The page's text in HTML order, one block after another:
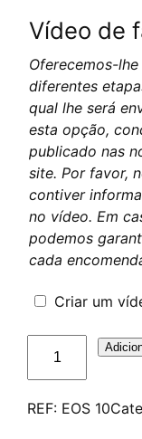
Vídeo de
Oferecemos-
diferentes
qual lhe será
esta opção,
publicado nas
site. Por favor,
contiver
no vídeo. Em
podemos
cada
Criar um
Quantidade
EOS
REF: EOS 10